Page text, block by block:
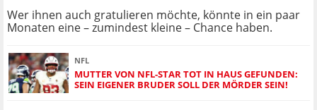
Wer ihnen auch gratulieren möchte, könnte in ein paar
Monaten eine – zumindest kleine – Chance haben.
NFL
MUTTER VON NFL-STAR TOT IN HAUS GEFUNDEN:
SEIN EIGENER BRUDER SOLL DER MÖRDER SEIN!